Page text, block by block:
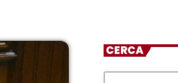
CERCA